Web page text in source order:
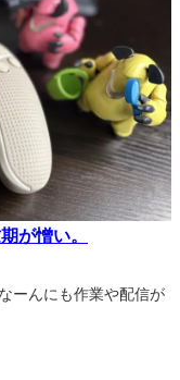
が憎い。
ーんにも作業や配信が